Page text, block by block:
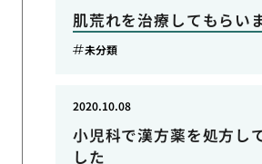
肌荒れを治療してもらい
未分類
小児科で漢方薬を処方し
した
2020.10.08